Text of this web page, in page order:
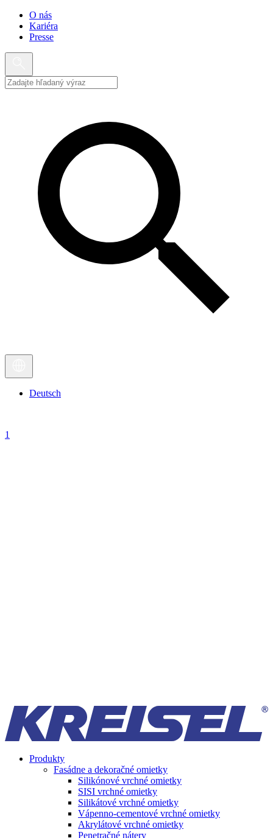
O nás
Kariéra
Presse
Deutsch
1
Produkty
Fasádne a dekoračné omietky
Silikónové vrchné omietky
SISI vrchné omietky
Silikátové vrchné omietky
Vápenno-cementové vrchné omietky
Akrylátové vrchné omietky
Penetračné nátery